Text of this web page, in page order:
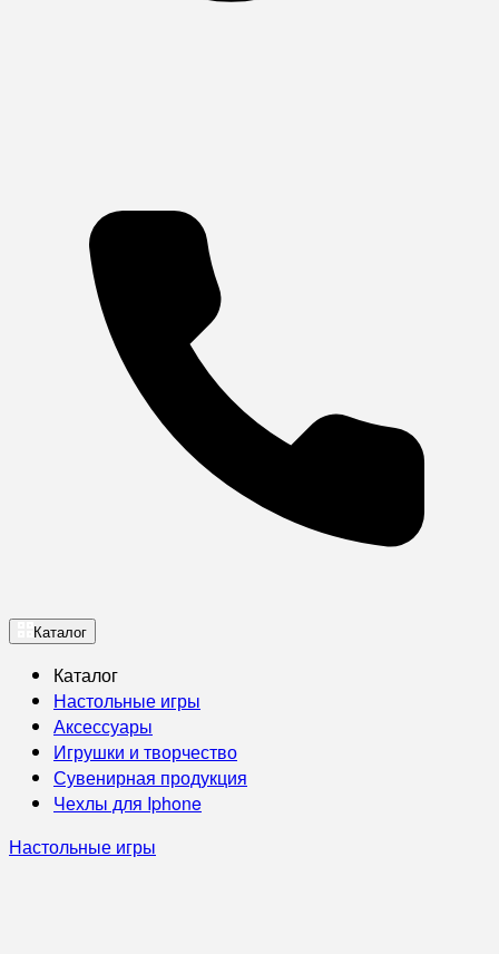
Каталог
Каталог
Настольные игры
Аксессуары
Игрушки и творчество
Сувенирная продукция
Чехлы для Iphone
Настольные игры